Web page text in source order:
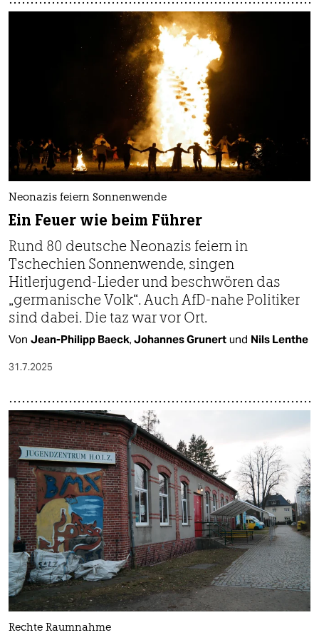
Neonazis feiern Sonnenwende
Ein Feuer wie beim Führer
Rund 80 deutsche Neonazis feiern in
Tschechien Sonnen­wende, singen
Hitlerjugend-Lieder und beschwören das
„germanische Volk“. Auch AfD-nahe Politiker
sind dabei. Die taz war vor Ort.
Von Jean-Philipp Baeck,Johannes Grunert und Nils Lenthe
31.7.2025
Rechte Raumnahme​